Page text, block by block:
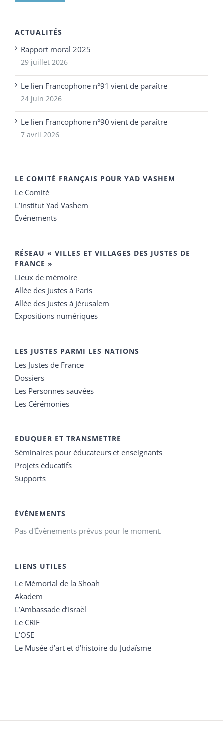
ACTUALITÉS
Rapport moral 2025
29 juillet 2026
Le lien Francophone n°91 vient de paraître
24 juin 2026
Le lien Francophone n°90 vient de paraître
7 avril 2026
LE COMITÉ FRANÇAIS POUR YAD VASHEM
Le Comité
L’Institut Yad Vashem
Événements
RÉSEAU « VILLES ET VILLAGES DES JUSTES DE
FRANCE »
Lieux de mémoire
Allée des Justes à Paris
Allée des Justes à Jérusalem
Expositions numériques
LES JUSTES PARMI LES NATIONS
Les Justes de France
Dossiers
Les Personnes sauvées
Les Cérémonies
EDUQUER ET TRANSMETTRE
Séminaires pour éducateurs et enseignants
Projets éducatifs
Supports
ÉVÉNEMENTS
Pas d'Évènements prévus pour le moment.
LIENS UTILES
Le Mémorial de la Shoah
Akadem
L’Ambassade d’Israël
Le CRIF
L’OSE
Le Musée d’art et d’histoire du Judaïsme